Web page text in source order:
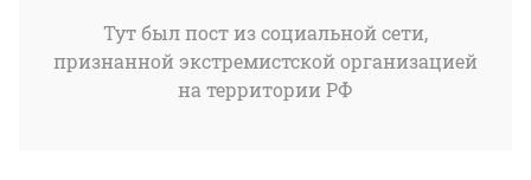
Тут был пост из социальной сети,
признанной экстремистской организацией
на территории РФ